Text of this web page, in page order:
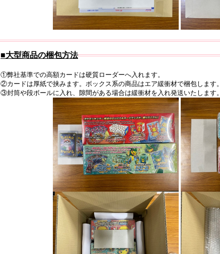
■大型商品の梱包方法
①弊社基準での高額カードは硬質ローダーへ入れます。
②カードは厚紙で挟みます。ボックス系の商品はエア緩衝材で梱包します。
③封筒や段ボールに入れ、隙間がある場合は緩衝材を入れ発送いたします。